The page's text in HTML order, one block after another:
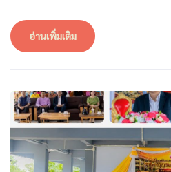
อ่านเพิ่มเติม